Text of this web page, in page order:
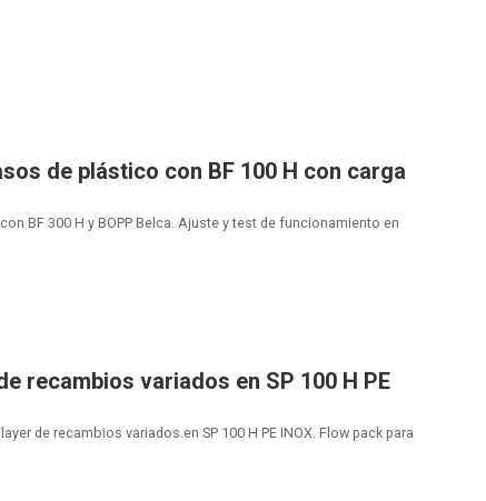
de plástico con BF 100 H con carga
BF 300 H y BOPP Belca. Ajuste y test de funcionamiento en
recambios variados en SP 100 H PE
de recambios variados en SP 100 H PE INOX. Flow pack para